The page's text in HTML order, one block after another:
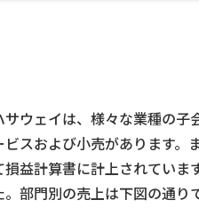
ウェイは、様々な業種の
スおよび小売があります
損益計算書に計上されてい
部門別の売上は下図の通りで